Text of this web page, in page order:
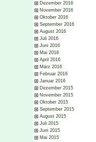
Dezember 2016
November 2016
Oktober 2016
September 2016
August 2016
Juli 2016
Juni 2016
Mai 2016
April 2016
März 2016
Februar 2016
Januar 2016
Dezember 2015
November 2015
Oktober 2015
September 2015
August 2015
Juli 2015
Juni 2015
Mai 2015